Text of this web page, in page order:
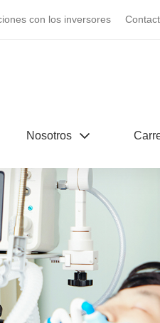
con los inversores
Nosotros